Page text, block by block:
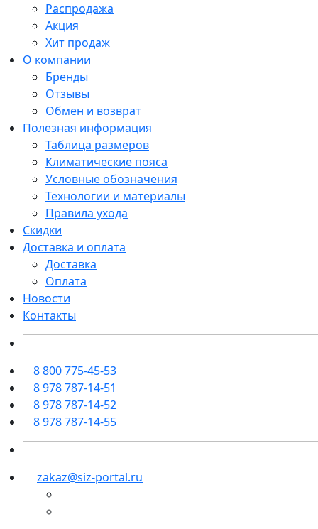
Распродажа
Акция
Хит продаж
О компании
Бренды
Отзывы
Обмен и возврат
Полезная информация
Таблица размеров
Климатические пояса
Условные обозначения
Технологии и материалы
Правила ухода
Скидки
Доставка и оплата
Доставка
Оплата
Новости
Контакты
8 800 775-45-53
8 978 787-14-51
8 978 787-14-52
8 978 787-14-55
zakaz@siz-portal.ru